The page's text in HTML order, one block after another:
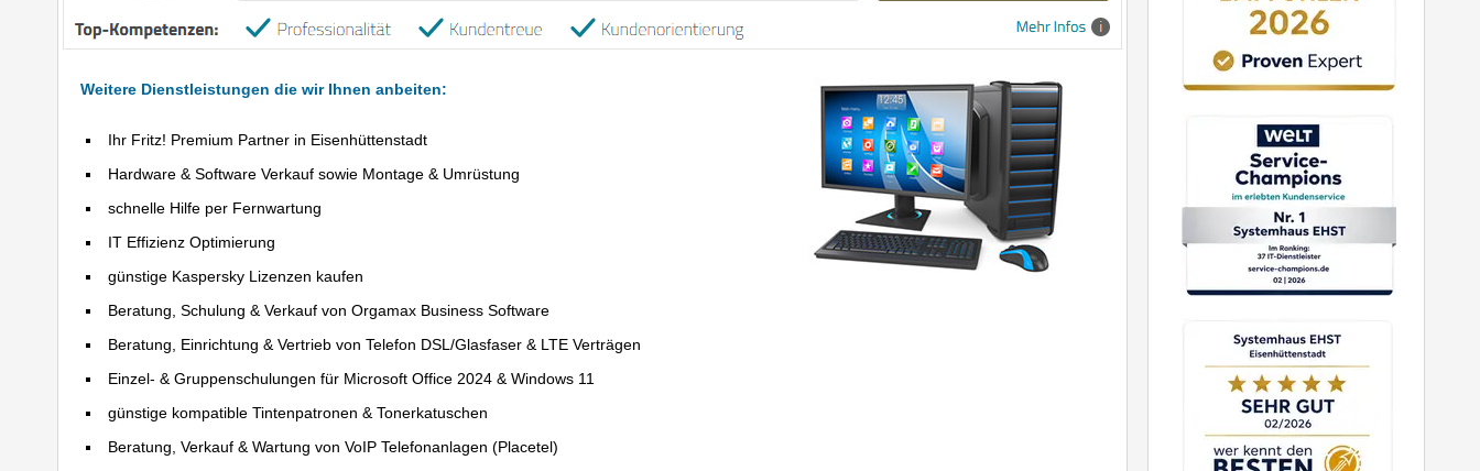
Weitere Dienstleistungen die wir Ihnen anbeiten:
Ihr Fritz! Premium Partner in Eisenhüttenstadt
Hardware & Software Verkauf sowie Montage & Umrüstung
schnelle Hilfe per Fernwartung
IT Effizienz Optimierung
günstige Kaspersky Lizenzen kaufen
Beratung, Schulung & Verkauf von Orgamax Business Software
Beratung, Einrichtung & Vertrieb von Telefon DSL/Glasfaser & LTE Verträgen
Einzel- & Gruppenschulungen für Microsoft Office 2024 & Windows 11
günstige kompatible Tintenpatronen & Tonerkatuschen
Beratung, Verkauf & Wartung von VoIP Telefonanlagen (Placetel)